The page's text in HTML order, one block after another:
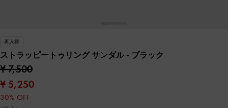
再入荷
ストラッピートゥリング サンダル- ブラック
¥ 7,500
¥ 5,250
30% OFF